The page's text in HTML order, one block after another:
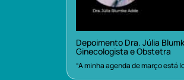
Depoimento Dra. Júlia
Ginecologista e Obstetra
“A minha agenda de março está